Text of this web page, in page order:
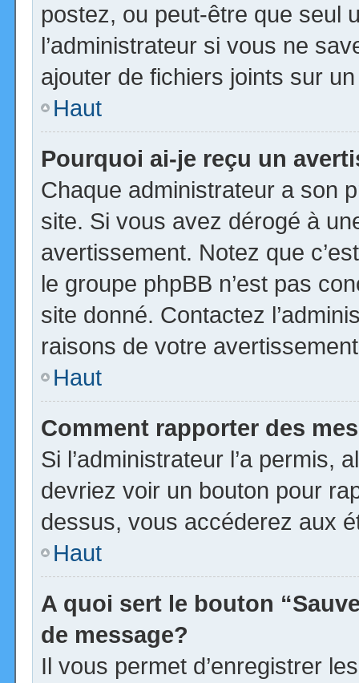
postez, ou peut-être que seul
l’administrateur si vous ne
ajouter de fichiers joints sur
Haut
Pourquoi ai-je reçu un
Chaque administrateur a son
site. Si vous avez dérogé à
avertissement. Notez que
le groupe phpBB n’est pas
site donné. Contactez
raisons de votre
Haut
Comment rapporter des
Si l’administrateur l’a permis,
devriez voir un bouton pour
dessus, vous accéderez aux
Haut
A quoi sert le bouton
de message?
Il vous permet d’enregistrer